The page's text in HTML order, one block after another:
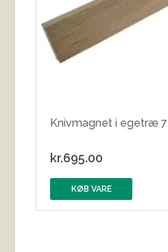
Knivmagnet i egetræ
kr.695.00
KØB VARE